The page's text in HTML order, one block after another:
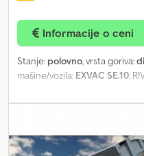
Informacije o ceni
Stanje: polovno, vrsta goriva:
mašine/vozila: EXVAC SE.10,
EXVAC SE.10 !! ODMAH
Odvojivo uvlačenje usisnog
Izvlakač sa 4 zgloba
Sistem za čišćenje filtera
(zadnja/prednja) Kamera za